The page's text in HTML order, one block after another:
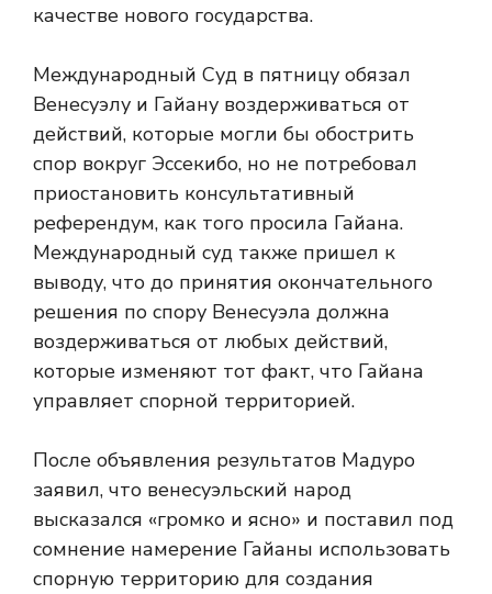
качестве нового государства.
Международный Суд в пятницу обязал
Венесуэлу и Гайану воздерживаться от
действий, которые могли бы обострить
спор вокруг Эссекибо, но не потребовал
приостановить консультативный
референдум, как того просила Гайана.
Международный суд также пришел к
выводу, что до принятия окончательного
решения по спору Венесуэла должна
воздерживаться от любых действий,
которые изменяют тот факт, что Гайана
управляет спорной территорией.
После объявления результатов Мадуро
заявил, что венесуэльский народ
высказался «громко и ясно» и поставил под
сомнение намерение Гайаны использовать
спорную территорию для создания